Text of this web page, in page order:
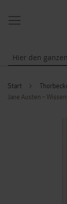
NAVIGATION
UMSCHALTEN
Start
Jane Austen –